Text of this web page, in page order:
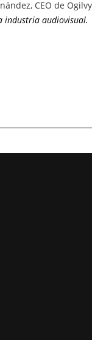
CEO de
industria audiovisual.